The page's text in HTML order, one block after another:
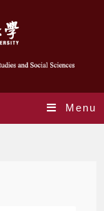
Menu